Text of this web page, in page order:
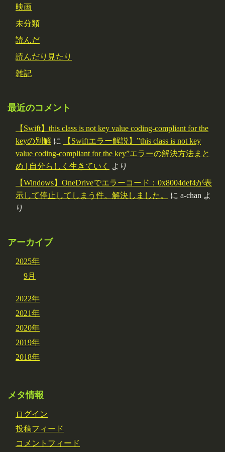
映画
未分類
読んだ
読んだり見たり
雑記
最近のコメント
【Swift】this class is not key value coding-compliant for the
keyの別解 に
【Swiftエラー解説】”this class is not key
value coding-compliant for the key”エラーの解決方法まと
め | 自分らしく生きていく
より
【Windows】OneDriveでエラーコード：0x8004def4が表
示して停止してしまう件。解決しました。
に a-chan よ
り
アーカイブ
2025年
9月
2022年
2021年
2020年
2019年
2018年
メタ情報
ログイン
投稿フィード
コメントフィード